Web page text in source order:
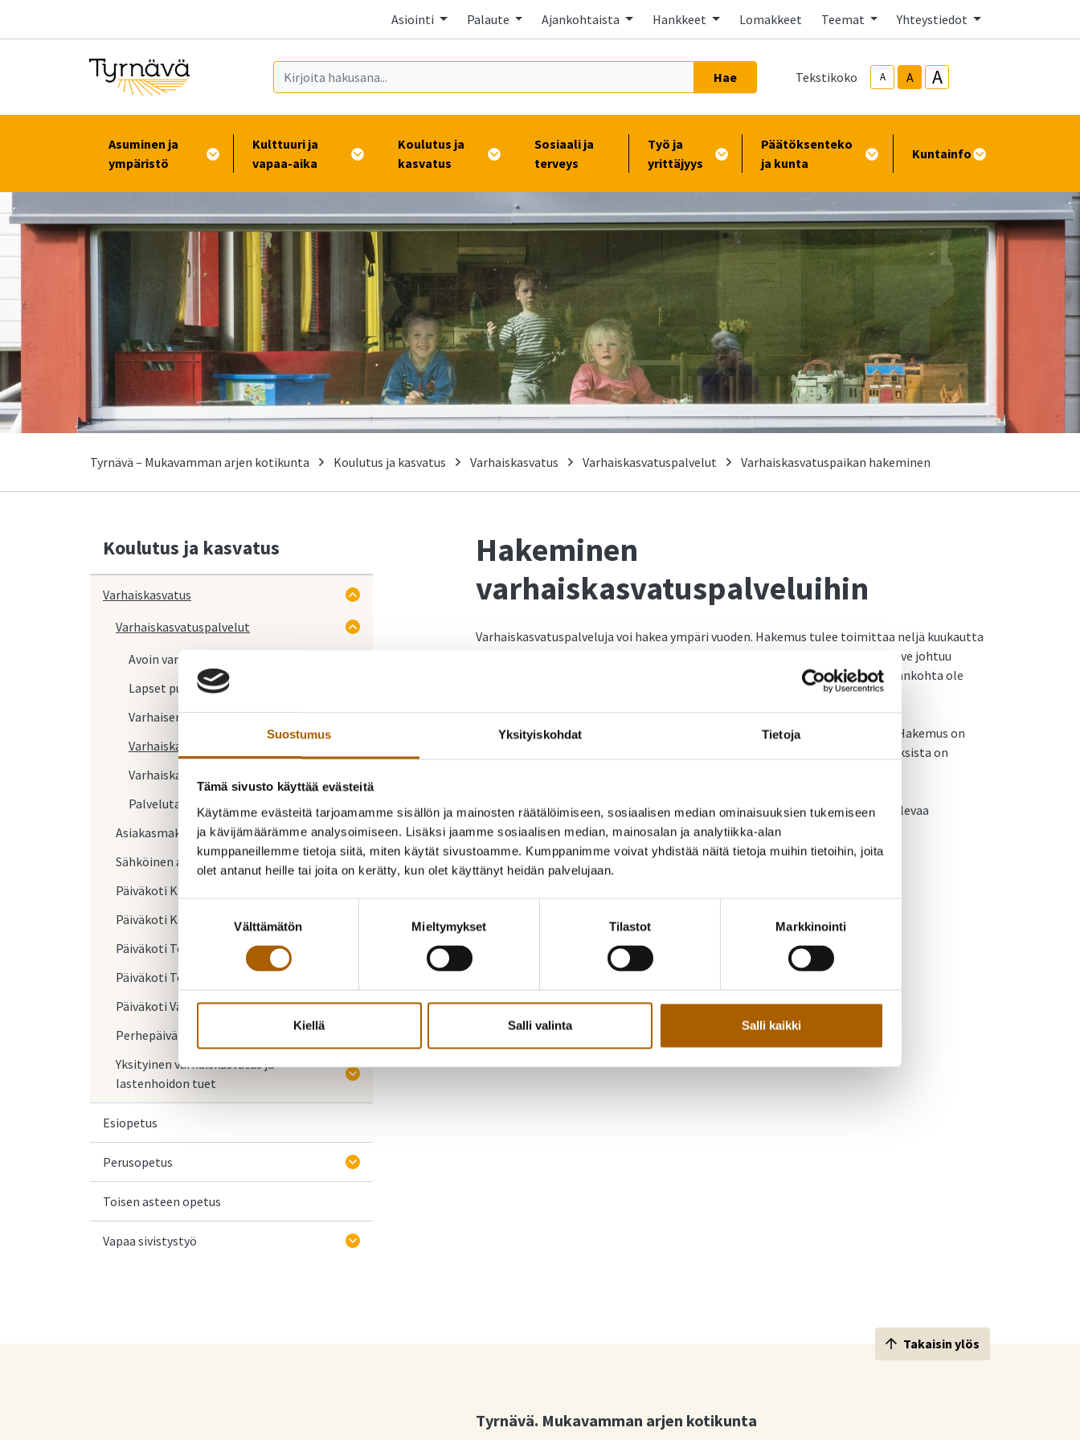
Suostumus Yksityiskohdat Tietoja
Tämä sivusto käyttää evästeitä
Käytämme evästeitä tarjoamamme sisällön ja mainosten räätälöimiseen, sosiaalisen median ominaisuuksien tukemiseen
ja kävijämäärämme analysoimiseen. Lisäksi jaamme sosiaalisen median, mainosalan ja analytiikka-alan
kumppaneillemme tietoja siitä, miten käytät sivustoamme. Kumppanimme voivat yhdistää näitä tietoja muihin tietoihin, joita
olet antanut heille tai joita on kerätty, kun olet käyttänyt heidän palvelujaan.
valinta
Välttämätön Mieltymykset Tilastot Markkinointi
Kiellä Salli valinta Salli kaikki
Asiointi Palaute Ajankohtaista Hankkeet Lomakkeet Teemat Yhteystiedot
Hae Tekstikoko A A A
Asuminen ja
ympäristö
Kulttuuri ja
vapaa-aika
Koulutus ja
kasvatus
Sosiaali ja
terveys
Työ ja
yrittäjyys
Päätöksenteko
ja kunta
Kuntainfo
Tyrnävä – Mukavamman arjen kotikunta Koulutus ja kasvatus Varhaiskasvatus Varhaiskasvatuspalvelut Varhaiskasvatuspaikan hakeminen
Koulutus ja kasvatus
Varhaiskasvatus
Varhaiskasvatuspalvelut
Avoin varhaiskasvatus
Lapset puheeksi -keskustelu
Varhaiserityiskasvatus
Varhaiskasvatuspaikan hakeminen
Varhaiskasvatuspaikan irtisanominen
Palvelutakuu
Asiakasmaksut
Sähköinen asiointi
Päiväkoti Kirkkomännikkö
Päiväkoti Käpytikka
Päiväkoti Tenavatalo
Päiväkoti Toukovakka
Päiväkoti Väentupa
Perhepäivähoito
Yksityinen varhaiskasvatus ja
lastenhoidon tuet
Esiopetus
Perusopetus
Toisen asteen opetus
Vapaa sivistystyö
-Hakeminen
varhaiskasvatuspalveluihin
Varhaiskasvatuspalveluja voi hakea ympäri vuoden. Hakemus tulee toimittaa neljä kuukautta
ennen varhaiskasvatuksen toivottua alkamista. Mikäli varhaiskasvatuksen tarve johtuu
huoltajan äkillisestä työllistymisestä tai opiskelusta, eikä tarpeen alkamisajankohta ole
Hakemus täytetään sähköisesti varhaiskasvatuksensähköisessä asioinnissa
. Hakemus on
voimassa vuoden jättöpäivästä lukien. Hakemuksessa olevien tietojen muutoksista on
Sähköisestä asioinnista löytyy myös maksulaskuri, jonka avulla voi arvioida tulevaa
varhaiskasvatuksen asiakasmaksua.
Tyrnävä. Mukavamman arjen kotikunta
Takaisin ylös